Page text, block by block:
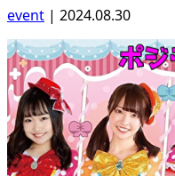
event | 2024.08.30